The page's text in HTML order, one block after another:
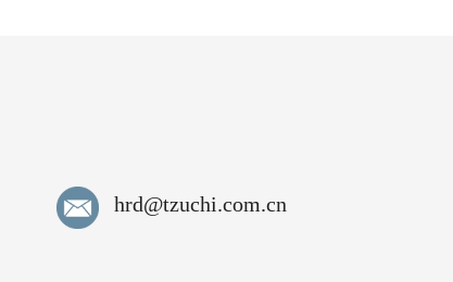
hrd@tzuchi.com.cn